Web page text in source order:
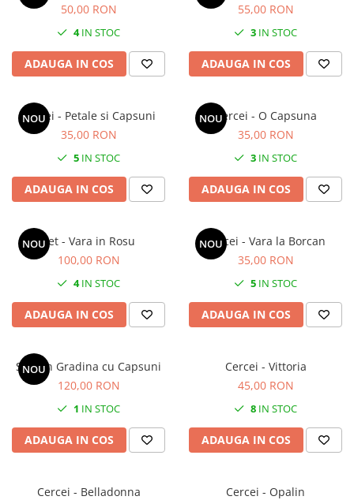
50,00 RON
4IN STOC
ADAUGA IN COS
55,00 RON
3 IN STOC
ADAUGA IN COS
NOU
Cercei - Petale si Capsuni
35,00 RON
5 IN STOC
ADAUGA IN COS
NOUCercei - O Capsuna
35,00 RON
3 IN STOC
ADAUGA IN COS
NOUSet - Vara in Rosu
100,00 RON
4IN STOC
ADAUGA IN COS
NOU
Cercei - Vara la Borcan
35,00 RON
5 IN STOC
ADAUGA IN COS
NOU
Set - In Gradina cu Capsuni
120,00 RON
1 IN STOC
ADAUGA IN COS
Cercei - Vittoria
45,00 RON
8 IN STOC
ADAUGA IN COS
Cercei - Belladonna
Cercei - Opalin